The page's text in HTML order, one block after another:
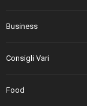
Business
Consigli Vari
Food